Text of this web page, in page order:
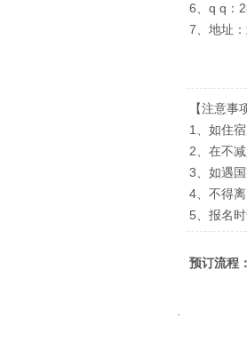
6、q q：
7、地址
【注意事
1、如住
2、在不
3、如遇
4、不得
5、报名
预订流程：